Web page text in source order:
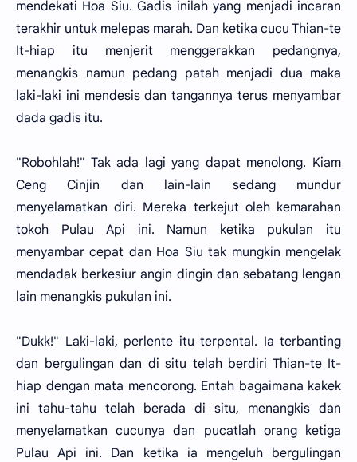
mendekati Hoa Siu. Gadis inilah yang menjadi incaran
terakhir untuk melepas marah. Dan ketika cucu Thian-te
It-hiap itu menjerit menggerakkan pedangnya,
menangkis namun pedang patah menjadi dua maka
laki-laki ini mendesis dan tangannya terus menyambar
dada gadis itu.
"Robohlah!" Tak ada lagi yang dapat menolong. Kiam
Ceng Cinjin dan lain-lain sedang mundur
menyelamatkan diri. Mereka terkejut oleh kemarahan
tokoh Pulau Api ini. Namun ketika pukulan itu
menyambar cepat dan Hoa Siu tak mungkin mengelak
mendadak berkesiur angin dingin dan sebatang lengan
lain menangkis pukulan ini.
"Dukk!" Laki-laki, perlente itu terpental. Ia terbanting
dan bergulingan dan di situ telah berdiri Thian-te It-
hiap dengan mata mencorong. Entah bagaimana kakek
ini tahu-tahu telah berada di situ, menangkis dan
menyelamatkan cucunya dan pucatlah orang ketiga
Pulau Api ini. Dan ketika ia mengeluh bergulingan